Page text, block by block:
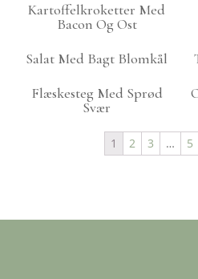
Kartoffelkroketter Med
Bacon Og Ost
Salat Med Bagt Blomkål
Flæskesteg Med Sprød
Svær
1 2 3 … 5